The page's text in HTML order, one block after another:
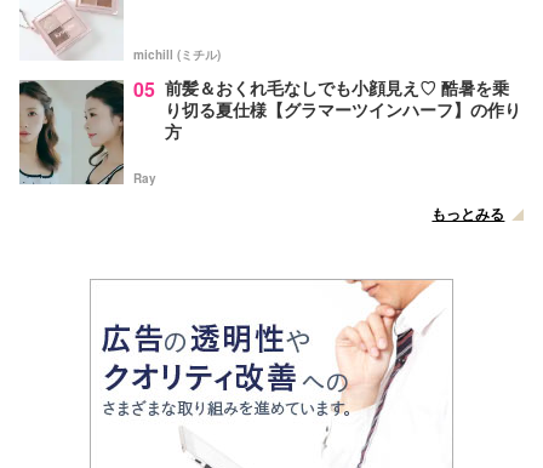
michill (ミチル)
05 前髪＆おくれ毛なしでも小顔見え♡ 酷暑を乗
り切る夏仕様【グラマーツインハーフ】の作り
方
Ray
もっとみる